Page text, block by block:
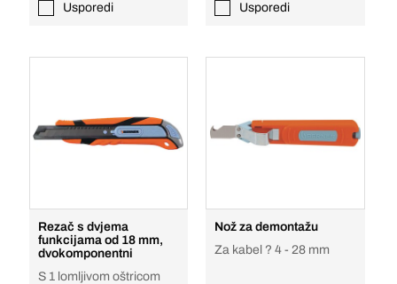
Usporedi Usporedi
Rezač s dvjema
funkcijama od 18 mm,
dvokomponentni
S 1 lomljivom oštricom
Nož za demontažu
Za kabel ? 4 - 28 mm